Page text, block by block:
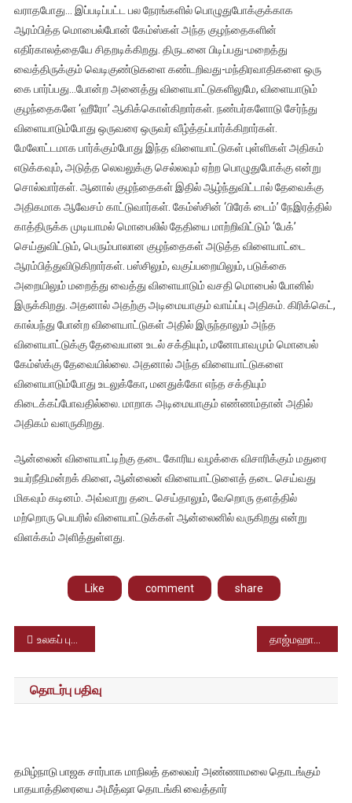
வராதபோது… இப்படிப்பட்ட பல நேரங்களில் பொழுதுபோக்குக்காக
ஆரம்பித்த மொபைல்போன் கேம்ஸ்கள் அந்த குழந்தைகளின்
எதிர்காலத்தையே சிதறடிக்கிறது. திருடனை பிடிப்பது-மறைத்து
வைத்திருக்கும் வெடிகுண்டுகளை கண்டறிவது-மந்திரவாதிகளை ஒரு
கை பார்ப்பது…போன்ற அனைத்து விளையாட்டுகளிலுமே, விளையாடும்
குழந்தைகளே ‘ஹீரோ’ ஆகிக்கொள்கிறார்கள். நண்பர்களோடு சேர்ந்து
விளையாடும்போது ஒருவரை ஒருவர் வீழ்த்தப்பார்க்கிறார்கள்.
மேலோட்டமாக பார்க்கும்போது இந்த விளையாட்டுகள் புள்ளிகள் அதிகம்
எடுக்கவும், அடுத்த லெவலுக்கு செல்லவும் ஏற்ற பொழுதுபோக்கு என்று
சொல்வார்கள். ஆனால் குழந்தைகள் இதில் ஆழ்ந்துவிட்டால் தேவைக்கு
அதிகமாக ஆவேசம் காட்டுவார்கள். கேம்ஸ்சின் ‘பிரேக் டைம்’ நேஇரத்தில்
காத்திருக்க முடியாமல் மொபைலில் தேதியை மாற்றிவிட்டும் ‘பேக்’
செய்துவிட்டும், பெரும்பாலான குழந்தைகள் அடுத்த விளையாட்டை
ஆரம்பித்துவிடுகிறார்கள். பஸ்சிலும், வகுப்பறையிலும், படுக்கை
அறையிலும் மறைத்து வைத்து விளையாடும் வசதி மொபைல் போனில்
இருக்கிறது. அதனால் அதற்கு அடிமையாகும் வாய்ப்பு அதிகம். கிரிக்கெட்,
கால்பந்து போன்ற விளையாட்டுகள் அதில் இருந்தாலும் அந்த
விளையாட்டுக்கு தேவையான உடல் சக்தியும், மனோபாவமும் மொபைல்
கேம்ஸ்க்கு தேவையில்லை. அதனால் அந்த விளையாட்டுகளை
விளையாடும்போது உடலுக்கோ, மனதுக்கோ எந்த சக்தியும்
கிடைக்கப்போவதில்லை. மாறாக அடிமையாகும் எண்ணம்தான் அதில்
அதிகம் வளருகிறது.
ஆன்லைன் விளையாட்டிற்கு தடை கோரிய வழக்கை விசாரிக்கும் மதுரை
உயர்நீதிமன்றக் கிளை, ஆன்லைன் விளையாட்டுளைத் தடை செய்வது
மிகவும் கடினம். அவ்வாறு தடை செய்தாலும், வேறொரு தளத்தில்
மற்றொரு பெயரில் விளையாட்டுக்கள் ஆன்லைனில் வருகிறது என்று
விளக்கம் அளித்துள்ளது.
Like comment share
Post
navigation
உலகப் புகழ் பெற்ற மைசூரு தசரா திருவிழா ஆரம்பம் – குடியரசுத் தலைவர் தொடங்கி வைத்தார்
தொடர்பு பதிவு
தமிழ்நாடு பாஜக சார்பாக மாநிலத் தலைவர் அண்ணாமலை தொடங்கும்
பாதயாத்திரையை அமீத்ஷா தொடங்கி வைத்தார்